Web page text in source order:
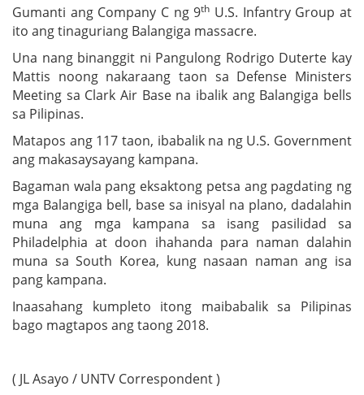
Gumanti ang Company C ng 9th U.S. Infantry Group at
ito ang tinaguriang Balangiga massacre.
Una nang binanggit ni Pangulong Rodrigo Duterte kay
Mattis noong nakaraang taon sa Defense Ministers
Meeting sa Clark Air Base na ibalik ang Balangiga bells
sa Pilipinas.
Matapos ang 117 taon, ibabalik na ng U.S. Government
ang makasaysayang kampana.
Bagaman wala pang eksaktong petsa ang pagdating ng
mga Balangiga bell, base sa inisyal na plano, dadalahin
muna ang mga kampana sa isang pasilidad sa
Philadelphia at doon ihahanda para naman dalahin
muna sa South Korea, kung nasaan naman ang isa
pang kampana.
Inaasahang kumpleto itong maibabalik sa Pilipinas
bago magtapos ang taong 2018.
( JL Asayo / UNTV Correspondent )